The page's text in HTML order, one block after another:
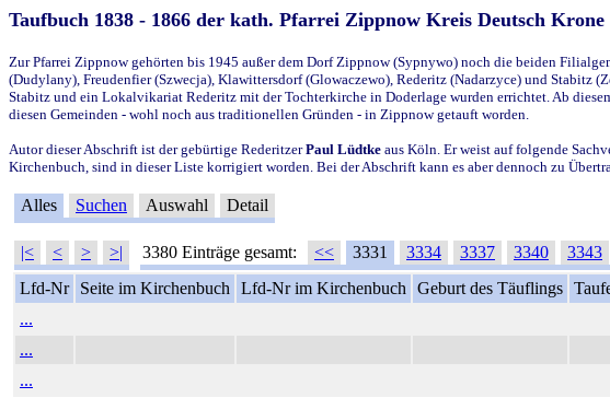
Taufbuch 1838 - 1866 der kath. Pfarrei Zippnow Kreis Deutsch Krone
Zur Pfarrei Zippnow gehörten bis 1945 außer dem Dorf Zippnow (Sypnywo) noch die beiden
(Dudylany), Freudenfier (Szwecja), Klawittersdorf (Glowaczewo), Rederitz (Nadarzyce) und
Stabitz und ein Lokalvikariat Rederitz mit der Tochterkirche in Doderlage wurden errichtet. Ab
diesen Gemeinden - wohl noch aus traditionellen Gründen - in Zippnow getauft worden.
Autor dieser Abschrift ist der gebürtige RederitzerPaul Lüdtke aus Köln. Er weist auf folgende
Kirchenbuch, sind in dieser Liste korrigiert worden. Bei der Abschrift kann es aber dennoch zu
Alles Suchen Auswahl Detail
|< < > >| 3380 Einträge gesamt: << 3331 3334 3337 3340 3343
Lfd-Nr
Seite im Kirchenbuch Lfd-Nr im Kirchenbuch Geburt des Täuflings
...
...
...